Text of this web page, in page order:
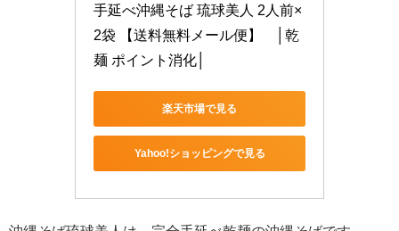
手延べ沖縄そば 琉球美人 2人前×
2袋 【送料無料メール便】　│乾
麺 ポイント消化│
楽天市場で見る
Yahoo!ショッピングで見る